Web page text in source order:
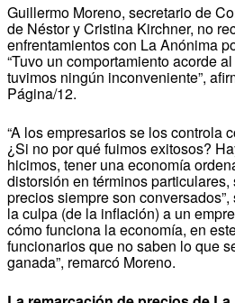
Guillermo Moreno, secretario de
de Néstor y Cristina Kirchner, no
enfrentamientos con La Anónima
“Tuvo un comportamiento acorde
tuvimos ningún inconveniente”,
Página/12.
“A los empresarios se los controla
¿Si no por qué fuimos exitosos?
hicimos, tener una economía
distorsión en términos
precios siempre son
la culpa (de la inflación) a un
cómo funciona la economía, en
funcionarios que no saben lo que
ganada”, remarcó Moreno.